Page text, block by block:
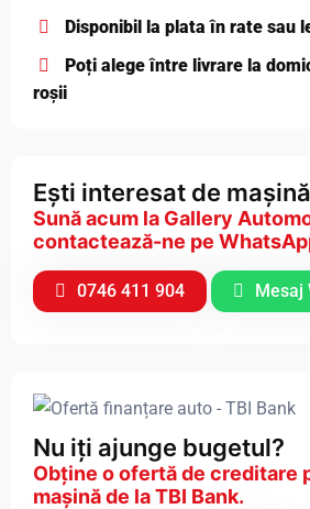
Disponibil la plata în rate sau
Poți alege între livrare la
roșii
Ești interesat de
Sună acum la Gallery
contactează-ne pe
0746 411 904 Mesaj
Nu iți ajunge bugetul?
Obține o ofertă de creditare
mașină de la TBI Bank.